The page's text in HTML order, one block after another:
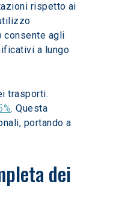
rispetto ai
consente agli
a lungo
trasporti.
. Questa
portando a
dei